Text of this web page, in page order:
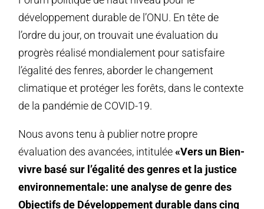
développement durable de l’ONU. En tête de
l’ordre du jour, on trouvait une évaluation du
progrès réalisé mondialement pour satisfaire
l’égalité des fenres, aborder le changement
climatique et protéger les forêts, dans le contexte
de la pandémie de COVID-19.
Nous avons tenu à publier notre propre
évaluation des avancées, intitulée«Vers un Bien-
vivre basé sur l’égalité des genres et la justice
environnementale: une analyse de genre des
Objectifs de Développement durable dans cinq